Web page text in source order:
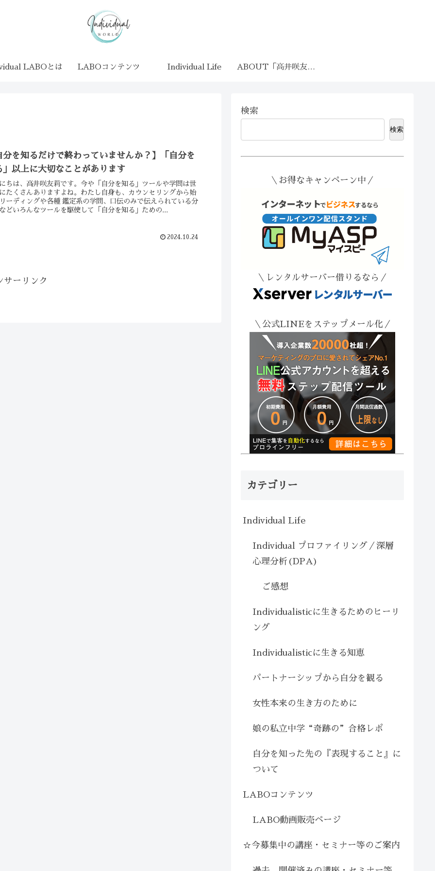
LABOとは LABOコンテンツ Individual Life ABOUT「高井咲友莉」
分を知るだけで終わっていませんか？】「自分を
」以上に大切なことがあります
ちは、高井咲友莉です。今や「自分を知る」ツールや学問は世
たくさんありますよね。わたし自身も、カウンセリングから始
ーディングや各種 鑑定系の学問、口伝のみで伝えられている分
どいろんなツールを駆使して「自分を知る」ための...
2024.10.24
サーリンク
検索
検索
＼お得なキャンペーン中／
＼レンタルサーバー借りるなら／
＼公式LINEをステップメール化／
カテゴリー
Individual Life
Individual プロファイリング／深層
心理分析(DPA)
ご感想
Individualisticに生きるためのヒーリ
ング
Individualisticに生きる知恵
パートナーシップから自分を観る
女性本来の生き方のために
娘の私立中学“奇跡の”合格レポ
自分を知った先の『表現すること』に
ついて
LABOコンテンツ
LABO動画販売ページ
☆今募集中の講座・セミナー等のご案内